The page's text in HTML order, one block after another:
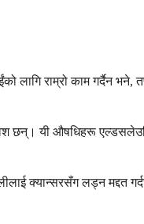
लागि राम्रो काम गर्दैन
छन्। यी औषधिहरू
क्यान्सरसँग लड्न